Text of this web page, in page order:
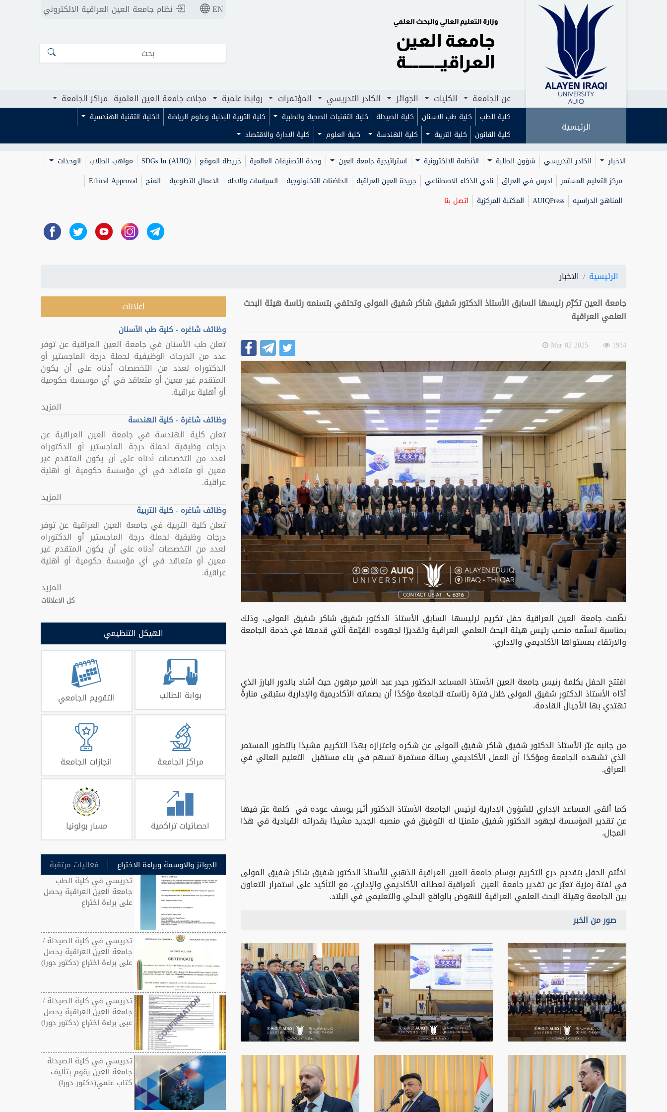
الرئيسية الكليات الجوائز الكادر التدريسي مجلات جامعة العين العلمية مراكز الجامعة
EN نظام جامعة العين العراقية الالكتروني
عن الجامعة الكليات الجوائز الكادر التدريسي المؤتمرات روابط علمية مجلات جامعة العين العلمية مراكز الجامعة
الرئيسية
كلية الطب كلية طب الاسنان كلية الصيدلة كلية التقنيات الصحية والطبية كلية التربية البدنية وعلوم الرياضة
الكلية التقنية الهندسية
كلية القانون
كلية التربية كلية الهندسة كلية العلوم
كلية الادارة والاقتصاد
الاخبار
الكادر التدريسي شؤون الطلبة الأنظمة الالكترونية استراتيجية جامعة العين وحدة التصنيفات العالمية خريطة الموقع SDGs In (AUIQ) مواهب الطلاب
الوحدات
مركز التعليم المستمر
ادرس في العراق نادي الذكاء الاصطناعي جريدة العين العراقية الحاضنات التكنولوجية السياسات والادله الاعمال التطوعية المنح
Ethical Approval
المناهج الدراسيه
AUIQPress المكتبة المركزية اتصل بنا
الرئيسية
الاخبار
جامعة العين تكرّم رئيسها السابق الأستاذ الدكتور شفيق شاكر شفيق المولى وتحتفي بتسنمه رئاسة هيئة البحث
العلمي العراقية
1934
2025 Mar 02
نظّمت جامعة العين العراقية حفل تكريم لرئيسها السابق الأستاذ الدكتور شفيق شاكر شفيق المولى، وذلك
بمناسبة تسنّمه منصب رئيس هيئة البحث العلمي العراقية وتقديرًا لجهوده القيّمة ألتي قدمها في خدمة الجامعة
والارتقاء بمستواها الأكاديمي والإداري.
افتتح الحفل بكلمة رئيس جامعة العين الأستاذ المساعد الدكتور حيدر عبد الأمير مرهون حيث أشاد بالدور البارز الذي
أدّاه الأستاذ الدكتور شفيق المولى خلال فترة رئاسته للجامعة مؤكدًا أن بصماته الأكاديمية والإدارية ستبقى منارةً
تهتدي بها الأجيال القادمة.
من جانبه عبّر الأستاذ الدكتور شفيق شاكر شفيق المولى عن شكره واعتزازه بهذا التكريم مشيدًا بالتطور المستمر
الذي تشهده الجامعة ومؤكدًا أن العمل الأكاديمي رسالة مستمرة تسهم في بناء مستقبل التعليم العالي في
العراق.
كما ألقى المساعد الإداري للشؤون الإدارية لرئيس الجامعة الأستاذ الدكتور أثير يوسف عوده في كلمة عبّر فيها
عن تقدير المؤسسة لجهود الدكتور شفيق متمنيًا له التوفيق في منصبه الجديد مشيدًا بقدراته القيادية في هذا
المجال.
اختُتم الحفل بتقديم درع التكريم بوسام جامعة العين العراقية الذهبي للأستاذ الدكتور شفيق شاكر شفيق المولى
في لفتة رمزية تعبّر عن تقدير جامعة العين ألعراقية لعطائه الأكاديمي والإداري، مع التأكيد على استمرار التعاون
بين الجامعة وهيئة البحث العلمي العراقية للنهوض بالواقع البحثي والتعليمي في البلاد.
صور من الخبر
اعلانات
وظائف شاغره - كلية طب الأسنان
تعلن طب الأسنان في جامعة العين العراقية عن توفر
عدد من الدرجات الوظيفية لحملة درجة الماجستير أو
الدكتوراه لعدد من التخصصات أدناه على أن يكون
المتقدم غير معين أو متعاقد في أي مؤسسة حكومية
أو أهلية عراقية.
المزيد
وظائف شاغرة - كلية الهندسة
تعلن كلية الهندسة في جامعة العين العراقية عن
درجات وظيفية لحملة درجة الماجستير أو الدكتوراه
لعدد من التخصصات أدناه على أن يكون المتقدم غير
معين أو متعاقد في أي مؤسسة حكومية أو أهلية
عراقية.
المزيد
وظائف شاغره - كلية التربية
تعلن كلية التربية في جامعة العين العراقية عن توفر
درجات وظيفية لحملة درجة الماجستير أو الدكتوراه
لعدد من التخصصات أدناه على أن يكون المتقدم غير
معين أو متعاقد في أي مؤسسة حكومية أو أهلية
عراقية.
المزيد
كل الاعلانات
الهيكل التنظيمي
بوابة الطالب التقويم الجامعي
مراكز الجامعة انجازات الجامعة
احصائيات تراكمية مسار بولونيا
الجوائز والاوسمة وبراءة الاختراع
فعاليات مرتقبة
تدريسي في كلية الطب
جامعة العين العراقية يحصل
على براءة اختراع
تدريسي في كلية الصيدلة /
جامعة العين العراقية يحصل
على براءة اختراع (دكتور دورا)
تدريسي في كلية الصيدلة /
جامعة العين العراقية يحصل
عبى براءة اختراع (دكتور دورا)
تدريسي في كلية الصيدلة
جامعة العين يقوم بتأليف
كتاب علمي(دكتور دورا)